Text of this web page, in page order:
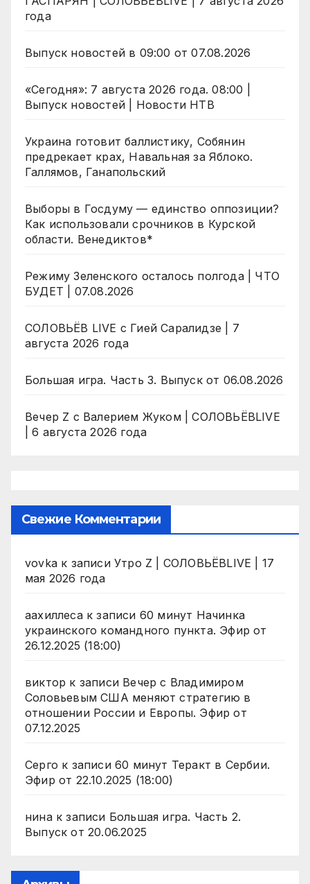
года
Выпуск новостей в 09:00 от 07.08.2026
«Сегодня»: 7 августа 2026 года. 08:00 |
Выпуск новостей | Новости НТВ
Украина готовит баллистику, Собянин
предрекает крах, Навальная за Яблоко.
Галлямов, Ганапольский
Выборы в Госдуму — единство оппозиции?
Как использовали срочников в Курской
области. Венедиктов*
Режиму Зеленского осталось полгода | ЧТО
БУДЕТ | 07.08.2026
СОЛОВЬЁВ LIVE с Гией Саралидзе | 7
августа 2026 года
Большая игра. Часть 3. Выпуск от 06.08.2026
Вечер Z с Валерием Жуком | СОЛОВЬЁВLIVE
| 6 августа 2026 года
Свежие Комментарии
vovka к записи Утро Z | СОЛОВЬЁВLIVE | 17
мая 2026 года
аахиллесак записи 60 минут Начинка
украинского командного пункта. Эфир от
26.12.2025 (18:00)
виктор к записи Вечер с Владимиром
Соловьевым США меняют стратегию в
отношении России и Европы. Эфир от
07.12.2025
Серго к записи 60 минут Теракт в Сербии.
Эфир от 22.10.2025 (18:00)
нинак записи Большая игра. Часть 2.
Выпуск от 20.06.2025